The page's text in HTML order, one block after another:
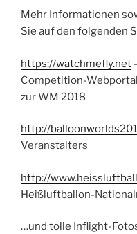
Mehr Informationen
Sie auf den folgenden
https://watchmefly.net
Competition-
zur WM 2018
http://
Veranstalters
http://
Heißluftballon-
…und tolle Inflight-